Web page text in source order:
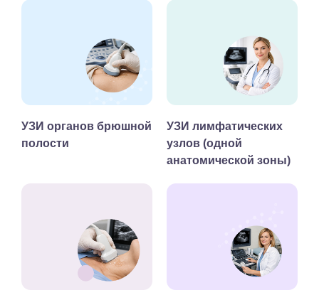
УЗИ органов брюшной
полости
УЗИ лимфатических
узлов (одной
анатомической зоны)